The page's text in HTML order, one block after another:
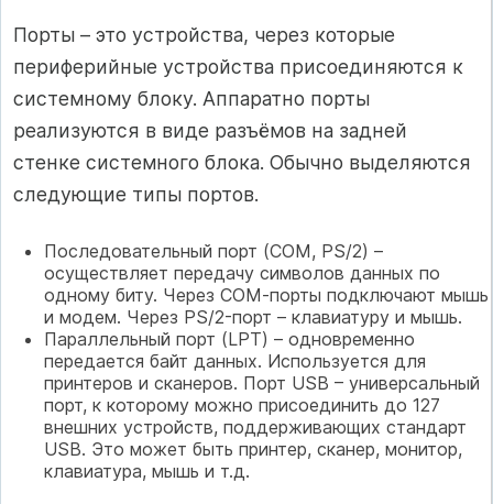
Порты – это устройства, через которые
периферийные устройства присоединяются к
системному блоку. Аппаратно порты
реализуются в виде разъёмов на задней
стенке системного блока. Обычно выделяются
следующие типы портов.
Последовательный порт (СОМ, PS/2) –
осуществляет передачу символов данных по
одному биту. Через СОМ-порты подключают мышь
и модем. Через PS/2-порт – клавиатуру и мышь.
Параллельный порт (LPT) – одновременно
передается байт данных. Используется для
принтеров и сканеров. Порт USB – универсальный
порт, к которому можно присоединить до 127
внешних устройств, поддерживающих стандарт
USB. Это может быть принтер, сканер, монитор,
клавиатура, мышь и т.д.